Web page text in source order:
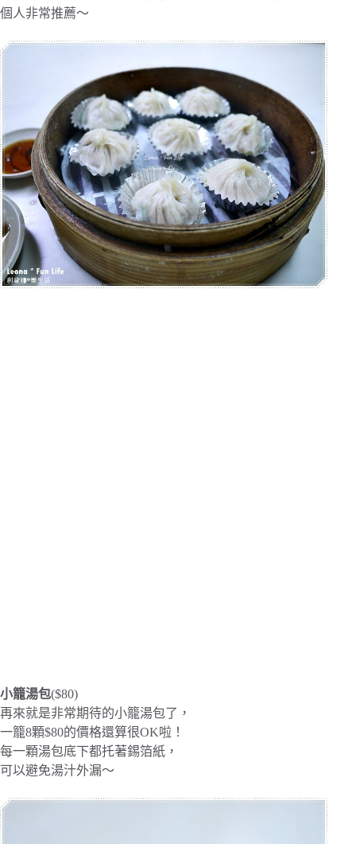
個人非常推薦～
小籠湯包($80)
再來就是非常期待的小籠湯包了，
一籠8顆$80的價格還算很OK啦！
每一顆湯包底下都托著錫箔紙，
可以避免湯汁外漏～